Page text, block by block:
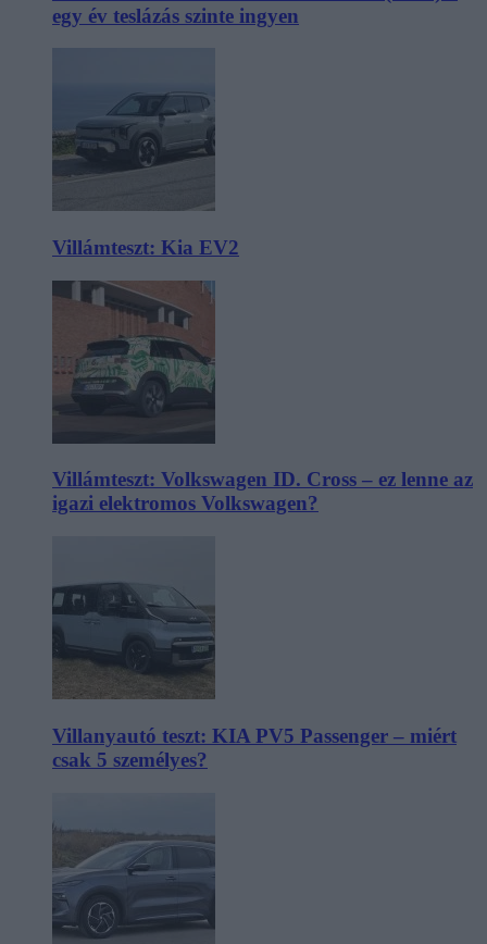
egy év teslázás szinte ingyen
Villámteszt: Kia EV2
Villámteszt: Volkswagen ID. Cross – ez lenne az
igazi elektromos Volkswagen?
Villanyautó teszt: KIA PV5 Passenger – miért
csak 5 személyes?